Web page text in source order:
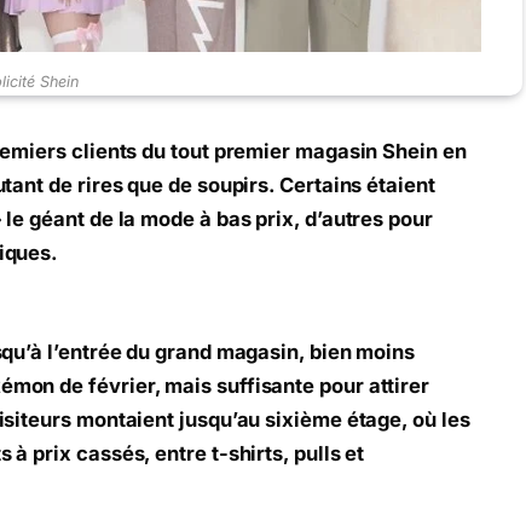
Shein
clients du tout premier magasin Shein en
de rires que de soupirs. Certains étaient
géant de la mode à bas prix, d’autres pour
l’entrée du grand magasin, bien moins
de février, mais suffisante pour attirer
montaient jusqu’au sixième étage, où les
à prix cassés, entre t-shirts, pulls et